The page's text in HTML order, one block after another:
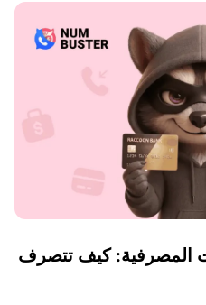
المصرفية: كيف تتصرف